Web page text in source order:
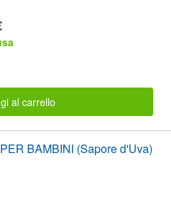
al carrello
BAMBINI (Sapore d'Uva)